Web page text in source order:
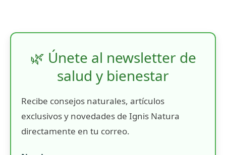
🌿 Únete al newsletter de
salud y bienestar
Recibe consejos naturales, artículos
exclusivos y novedades de Ignis Natura
directamente en tu correo.